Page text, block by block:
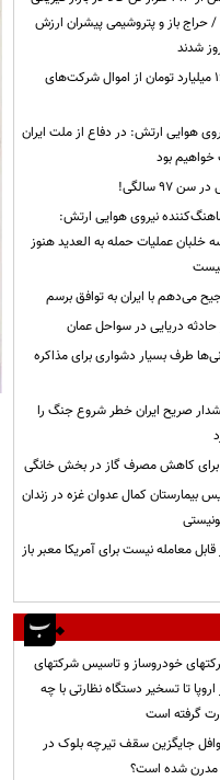
/ حراج باز و پتروشیمی پیشران ارزش
شدند
تهاتر ۱۶۷۳ میلیارد تومان از اموال شرکت‌های
هوایی ارتش: در دفاع از ملت ایران
بود
۹۷ سالگی!
نیروی هوایی ارتش:
عملیات حمله به العدید هنوز
می‌دهم با ایران به توافق برسم
حادثه دریایی در سواحل عمان
طرف بسیار دشواری برای مذاکره
صریح ایران خطر شروع جنگ را
برای کاهش مصرف گاز در بخش خانگی
بیمارستان کمال عدوان غزه در زندان
معامله نیست برای آمریکا معبر باز
خودروساز و تاسیس شرکتهای
تا تسخیر دستگاه نظارتی با چه
گرفته است
جایگزین سقف تیرچه بلوک در
مدرن شده است؟